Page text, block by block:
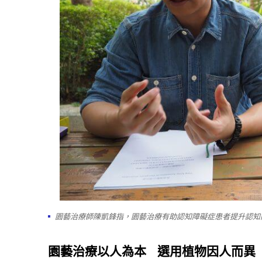
園藝治療師陳凱鋒指，園藝治療有助認知障礙症患者提升認
園藝治療以人為本 選用植物因人而異